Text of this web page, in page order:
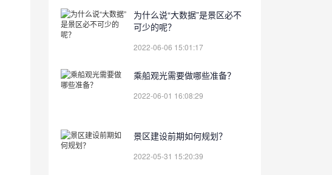
为什么说“大数据”是景区必不
可少的呢？
2022-06-06 15:01:17
乘船观光需要做哪些准备？
2022-06-01 16:08:29
景区建设前期如何规划？
2022-05-31 15:20:39